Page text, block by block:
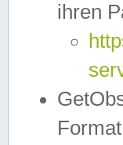
ihren